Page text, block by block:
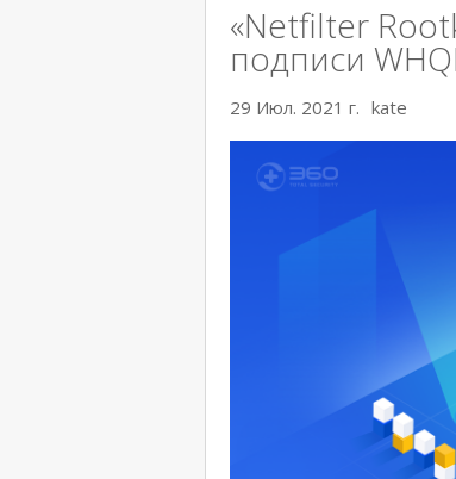
«Netfilter
подписи
29 Июл. 2021 г. kate